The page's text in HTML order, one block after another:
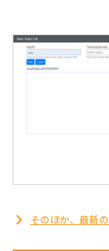
そのほか、最新